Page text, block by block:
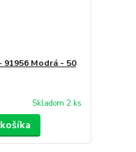
91956 Modrá - 50
Skladom 2 ks